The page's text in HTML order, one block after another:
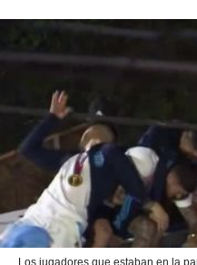
Los jugadores que estaban en la